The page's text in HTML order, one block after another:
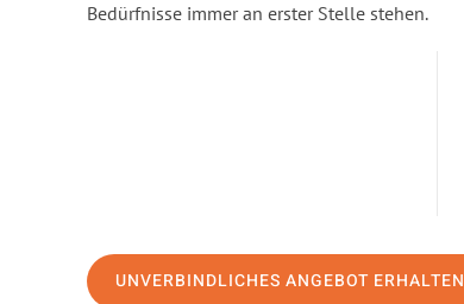
Bedürfnisse immer an erster Stelle stehen.
UNVERBINDLICHES ANGEBOT ERHALTEN